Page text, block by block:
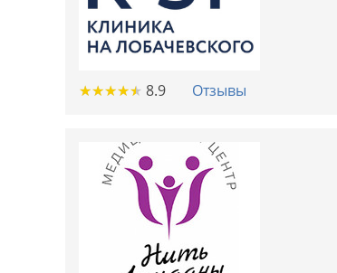
★★★★★
★★★★★ 8.9 Отзывы